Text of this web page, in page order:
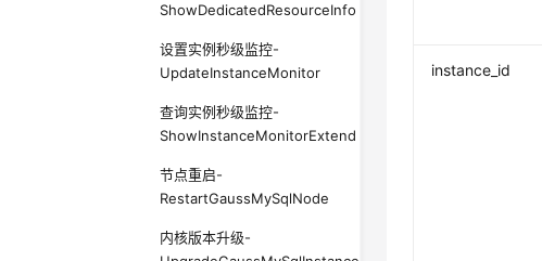
ShowDedicatedResourceInfo
设置实例秒级监控-
UpdateInstanceMonitor
查询实例秒级监控-
ShowInstanceMonitorExtend
节点重启-
RestartGaussMySqlNode
内核版本升级-
instance_id